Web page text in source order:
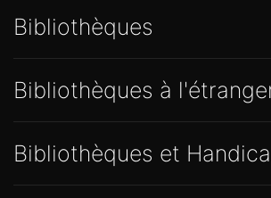
Bibliothèques
Bibliothèques à
Bibliothèques et